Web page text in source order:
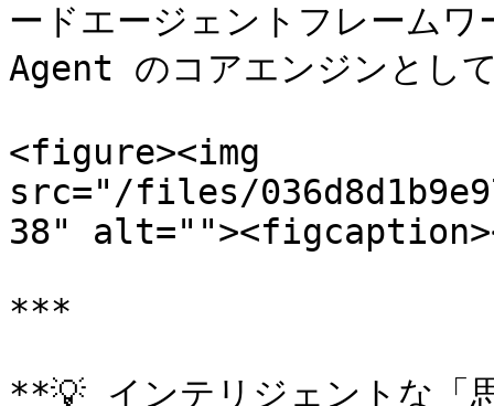
ードエージェントフレーム
Agent のコアエンジンとし
<figure><img
src="/files/
38"
***
**💡 インテリジェントな「